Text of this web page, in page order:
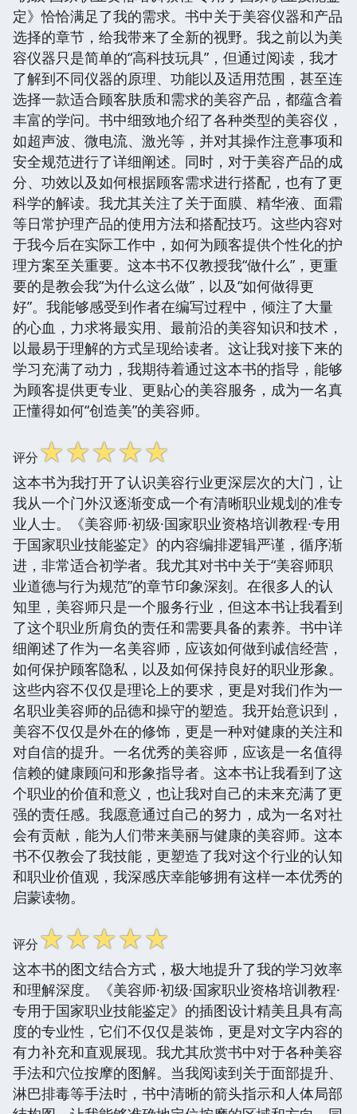
定》恰恰满足了我的需求。书中关于美容仪器和产品
选择的章节，给我带来了全新的视野。我之前以为美
容仪器只是简单的“高科技玩具”，但通过阅读，我才
了解到不同仪器的原理、功能以及适用范围，甚至连
选择一款适合顾客肤质和需求的美容产品，都蕴含着
丰富的学问。书中细致地介绍了各种类型的美容仪，
如超声波、微电流、激光等，并对其操作注意事项和
安全规范进行了详细阐述。同时，对于美容产品的成
分、功效以及如何根据顾客需求进行搭配，也有了更
科学的解读。我尤其关注了关于面膜、精华液、面霜
等日常护理产品的使用方法和搭配技巧。这些内容对
于我今后在实际工作中，如何为顾客提供个性化的护
理方案至关重要。这本书不仅教授我“做什么”，更重
要的是教会我“为什么这么做”，以及“如何做得更
好”。我能够感受到作者在编写过程中，倾注了大量
的心血，力求将最实用、最前沿的美容知识和技术，
以最易于理解的方式呈现给读者。这让我对接下来的
学习充满了动力，我期待着通过这本书的指导，能够
为顾客提供更专业、更贴心的美容服务，成为一名真
正懂得如何“创造美”的美容师。
评分☆☆☆☆☆
这本书为我打开了认识美容行业更深层次的大门，让
我从一个门外汉逐渐变成一个有清晰职业规划的准专
业人士。《美容师·初级·国家职业资格培训教程·专用
于国家职业技能鉴定》的内容编排逻辑严谨，循序渐
进，非常适合初学者。我尤其对书中关于“美容师职
业道德与行为规范”的章节印象深刻。在很多人的认
知里，美容师只是一个服务行业，但这本书让我看到
了这个职业所肩负的责任和需要具备的素养。书中详
细阐述了作为一名美容师，应该如何做到诚信经营，
如何保护顾客隐私，以及如何保持良好的职业形象。
这些内容不仅仅是理论上的要求，更是对我们作为一
名职业美容师的品德和操守的塑造。我开始意识到，
美容不仅仅是外在的修饰，更是一种对健康的关注和
对自信的提升。一名优秀的美容师，应该是一名值得
信赖的健康顾问和形象指导者。这本书让我看到了这
个职业的价值和意义，也让我对自己的未来充满了更
强的责任感。我愿意通过自己的努力，成为一名对社
会有贡献，能为人们带来美丽与健康的美容师。这本
书不仅教会了我技能，更塑造了我对这个行业的认知
和职业价值观，我深感庆幸能够拥有这样一本优秀的
启蒙读物。
评分☆☆☆☆☆
这本书的图文结合方式，极大地提升了我的学习效率
和理解深度。《美容师·初级·国家职业资格培训教程·
专用于国家职业技能鉴定》的插图设计精美且具有高
度的专业性，它们不仅仅是装饰，更是对文字内容的
有力补充和直观展现。我尤其欣赏书中对于各种美容
手法和穴位按摩的图解。当我阅读到关于面部提升、
淋巴排毒等手法时，书中清晰的箭头指示和人体局部